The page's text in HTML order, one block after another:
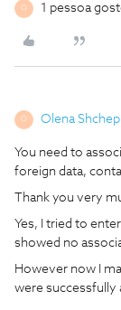
O 1 pessoa
O Olena
You need to
foreign data,
Thank you very
Yes, I tried to
showed no
However now I
were successfully